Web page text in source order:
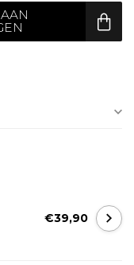
€39,90